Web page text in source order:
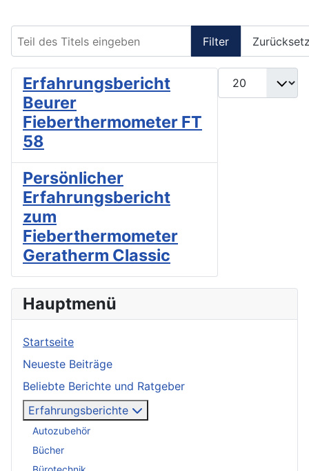
Filter
Anzeige #
Erfahrungsbericht
Beurer
Fieberthermometer FT
58
Persönlicher
Erfahrungsbericht
zum
Fieberthermometer
Geratherm Classic
Hauptmenü
Startseite
Neueste Beiträge
Beliebte Berichte und Ratgeber
Erfahrungsberichte
Autozubehör
Bücher